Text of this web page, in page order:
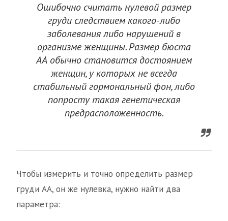
Ошибочно считать нулевой размер
груди следствием какого-либо
заболевания либо нарушений в
организме женщины. Размер бюста
АА обычно становится достоянием
женщин, у которых не всегда
стабильный гормональный фон, либо
попросту такая генетическая
предрасположенность.
Чтобы измерить и точно определить размер
груди АА, он же нулевка, нужно найти два
параметра: